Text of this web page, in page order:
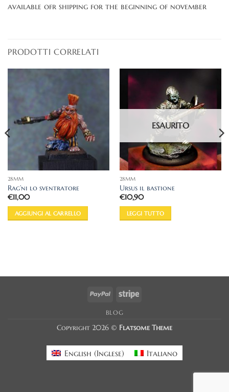
available ofr shipping for the beginning of november
PRODOTTI CORRELATI
28MM
Rag’ni lo sventratore
€11,00
AGGIUNGI AL CARRELLO
ESAURITO
28MM
Ursus il bastione
€10,90
LEGGI TUTTO
PayPal Stripe
BLOG
Copyright 2026 © Flatsome Theme
English (Inglese) Italiano